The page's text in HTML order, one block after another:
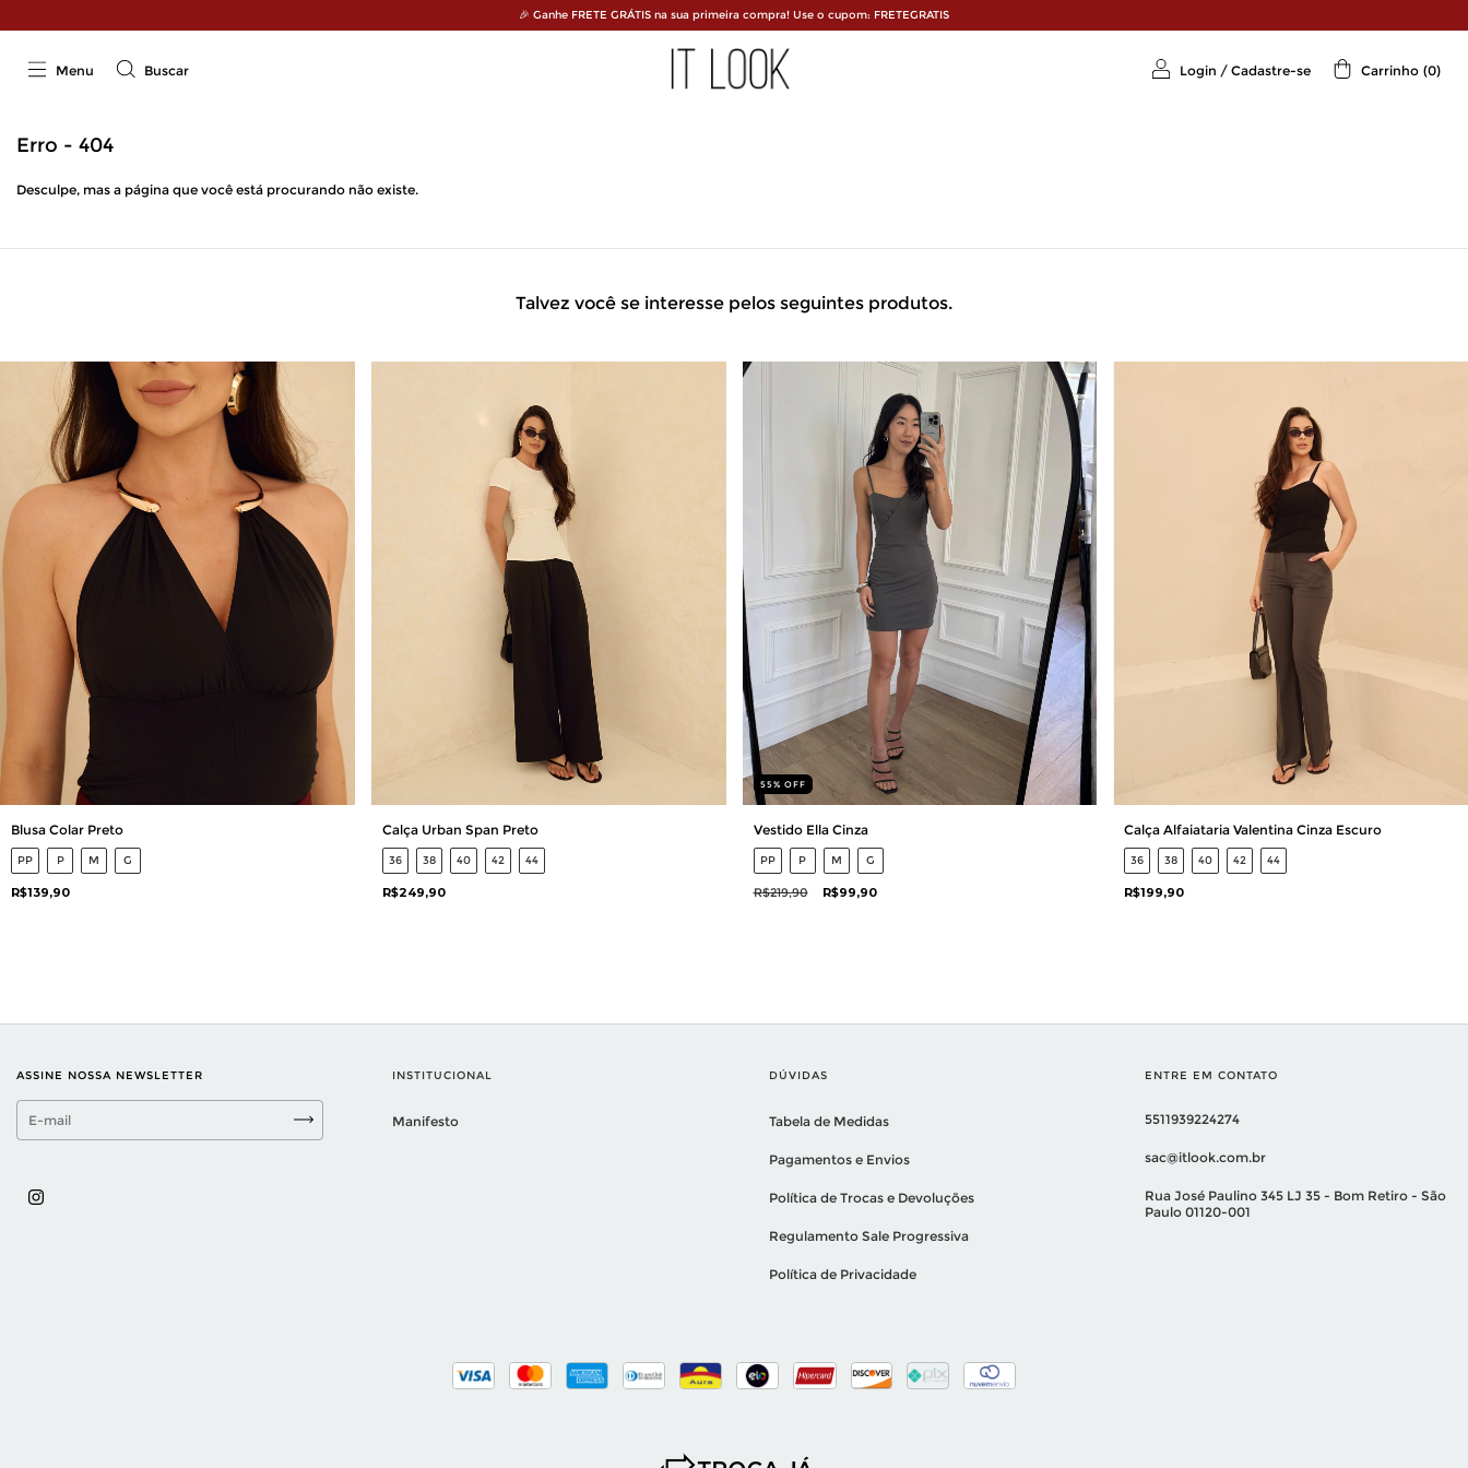
🎉 Ganhe FRETE GRÁTIS na sua primeira compra! Use o cupom: FRETEGRATIS
Menu Buscar Login / Cadastre-se Carrinho (0)
Erro - 404
Desculpe, mas a página que você está procurando não existe.
Talvez você se interesse pelos seguintes produtos.
Blusa Colar Preto
PP P M G
R$139,90
Calça Urban Span Preto
36 38 40 42 44
R$249,90
55% OFF
Vestido Ella Cinza
PP P M G
R$219,90 R$99,90
Calça Alfaiataria Valentina Cinza Escuro
36 38 40 42 44
R$199,90
ASSINE NOSSA NEWSLETTER INSTITUCIONAL
Manifesto
DÚVIDAS
Tabela de Medidas
Pagamentos e Envios
Política de Trocas e Devoluções
Regulamento Sale Progressiva
Política de Privacidade
ENTRE EM CONTATO
5511939224274
sac@itlook.com.br
Rua José Paulino 345 LJ 35 - Bom Retiro - São
Paulo 01120-001